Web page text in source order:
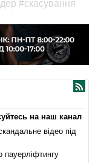
#скасування
на наш канал
відео під
пауерліфтингу